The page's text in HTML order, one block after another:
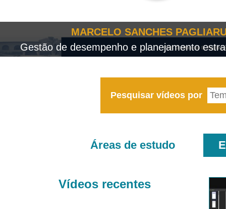
MARCELO SANCHES
Gestão de desempenho e planejamento
Pesquisar vídeos por
Áreas de estudo
Vídeos recentes